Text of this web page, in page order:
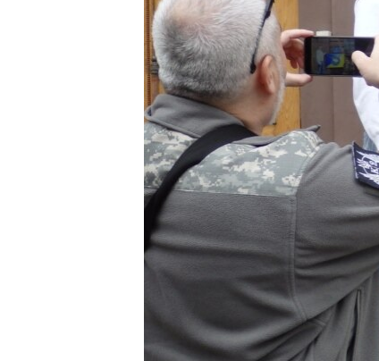
УКРАЇНСЬКА ПРОБЛЕМА КРИМУ